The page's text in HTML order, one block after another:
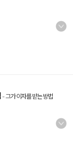
-그가 이자를 받는 방법